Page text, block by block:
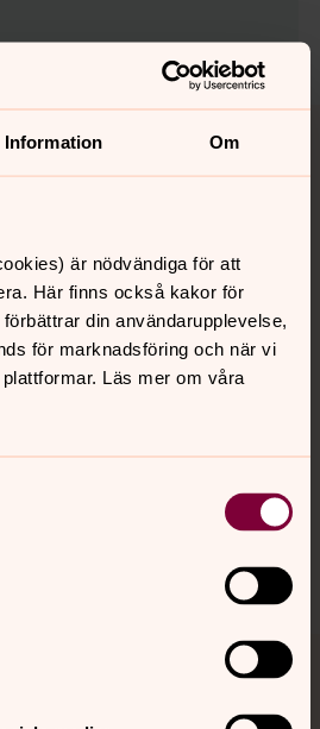
Information Om
är nödvändiga för att
Här finns också kakor för
din användarupplevelse,
för marknadsföring och när vi
Läs mer om våra